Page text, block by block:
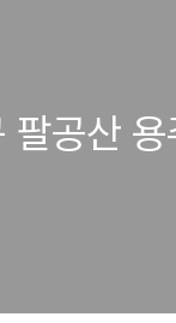
공산 용